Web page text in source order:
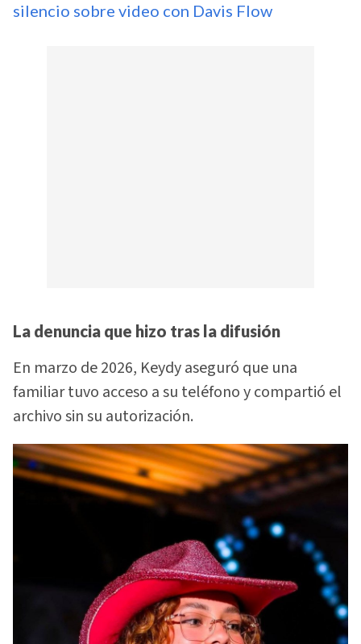
silencio sobre video con Davis Flow
La denuncia que hizo tras la difusión
En marzo de 2026, Keydy aseguró que una
familiar tuvo acceso a su teléfono y compartió el
archivo sin su autorización.